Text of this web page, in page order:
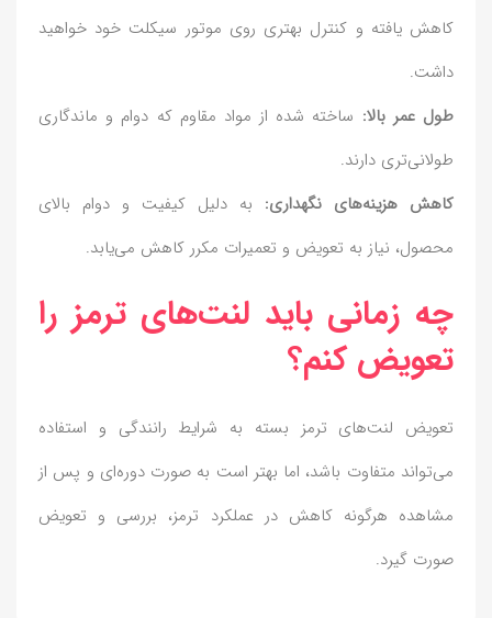
کاهش یافته و کنترل بهتری روی موتور سیکلت خود خواهید
داشت.
طول عمر بالا: ساخته شده از مواد مقاوم که دوام و ماندگاری
طولانی‌تری دارند.
کاهش هزینه‌های نگهداری: به دلیل کیفیت و دوام بالای
محصول، نیاز به تعویض و تعمیرات مکرر کاهش می‌یابد.
چه زمانی باید لنت‌های ترمز را
تعویض کنم؟
تعویض لنت‌های ترمز بسته به شرایط رانندگی و استفاده
می‌تواند متفاوت باشد، اما بهتر است به صورت دوره‌ای و پس از
مشاهده هرگونه کاهش در عملکرد ترمز، بررسی و تعویض
صورت گیرد.